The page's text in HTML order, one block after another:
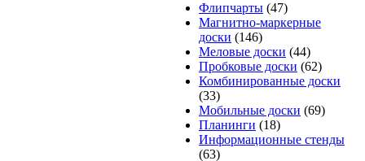
Флипчарты (47)
Магнитно-маркерные
доски (146)
Меловые доски (44)
Пробковые доски (62)
Комбинированные доски
(33)
Мобильные доски (69)
Планинги (18)
Информационные стенды
(63)